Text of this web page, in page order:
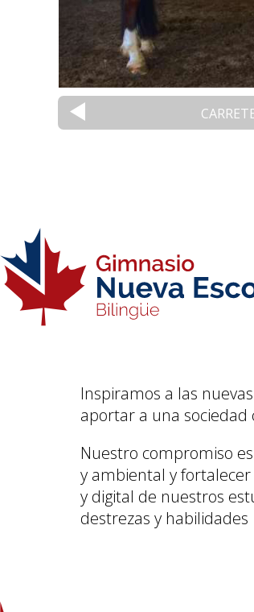
Inspiramos a las
aportar a una sociedad
Nuestro compromiso
y ambiental y
y digital de nuestros
destrezas y habilidades